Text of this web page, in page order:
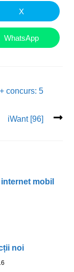
X
WhatsApp
concurs: 5
iWant [96]
mobil
noi